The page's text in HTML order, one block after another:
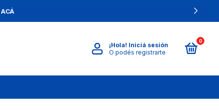
¡Hola! Iniciá sesión
O podés registrarte
0